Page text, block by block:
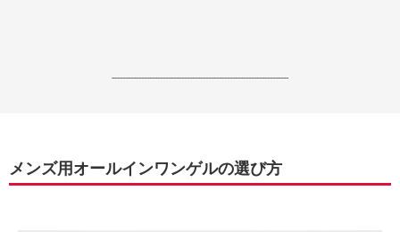
------------------------------------------------------------------
メンズ用オールインワンゲルの選び方